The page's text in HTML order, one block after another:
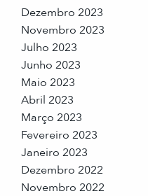
Dezembro 2023
Novembro 2023
Julho 2023
Junho 2023
Maio 2023
Abril 2023
Março 2023
Fevereiro 2023
Janeiro 2023
Dezembro 2022
Novembro 2022